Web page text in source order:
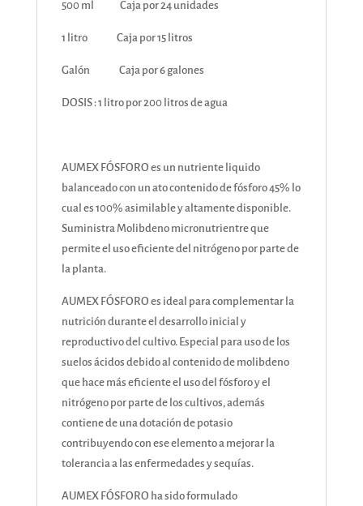
500 ml Caja por 24 unidades
1 litro Caja por 15 litros
Galón Caja por 6 galones
DOSIS : 1 litro por 200 litros de agua
AUMEX FÓSFORO es un nutriente liquido
balanceado con un ato contenido de fósforo 45% lo
cual es 100% asimilable y altamente disponible.
Suministra Molibdeno micronutrientre que
permite el uso eficiente del nitrógeno por parte de
la planta.
AUMEX FÓSFORO es ideal para complementar la
nutrición durante el desarrollo inicial y
reproductivo del cultivo. Especial para uso de los
suelos ácidos debido al contenido de molibdeno
que hace más eficiente el uso del fósforo y el
nitrógeno por parte de los cultivos, además
contiene de una dotación de potasio
contribuyendo con ese elemento a mejorar la
tolerancia a las enfermedades y sequías.
AUMEX FÓSFORO ha sido formulado